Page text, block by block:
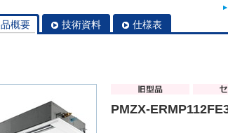
概要 技術資料 仕様表
PMZX-